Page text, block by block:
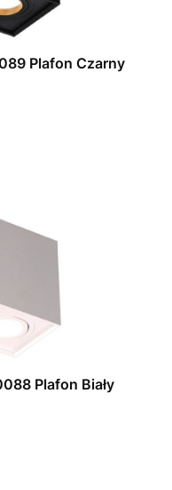
Plafon Czarny
Plafon Biały